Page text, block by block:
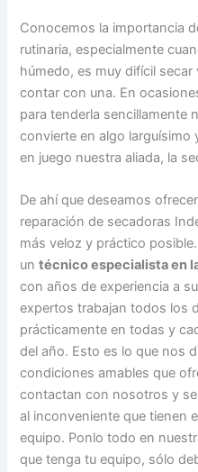
Conocemos la importancia
rutinaria, especialmente
húmedo, es muy difícil
contar con una. En
para tenderla sencillamente
convierte en algo larguísimo
en juego nuestra aliada, la
De ahí que deseamos
reparación de secadoras
más veloz y práctico
untécnico especialista en
con años de experiencia a
expertos trabajan todos los
prácticamente en todas y
del año. Esto es lo que nos
condiciones amables que
contactan con nosotros y
al inconveniente que tienen
equipo. Ponlo todo en
que tenga tu equipo, sólo